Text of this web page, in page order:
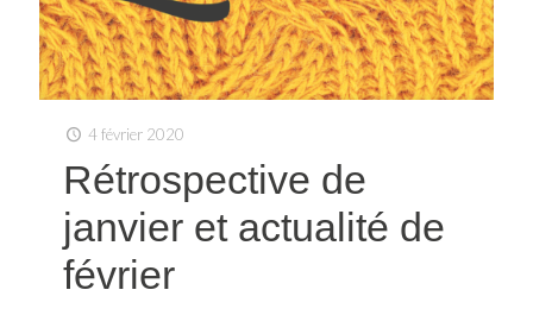
4 février 2020
Rétrospective de
janvier et actualité de
février